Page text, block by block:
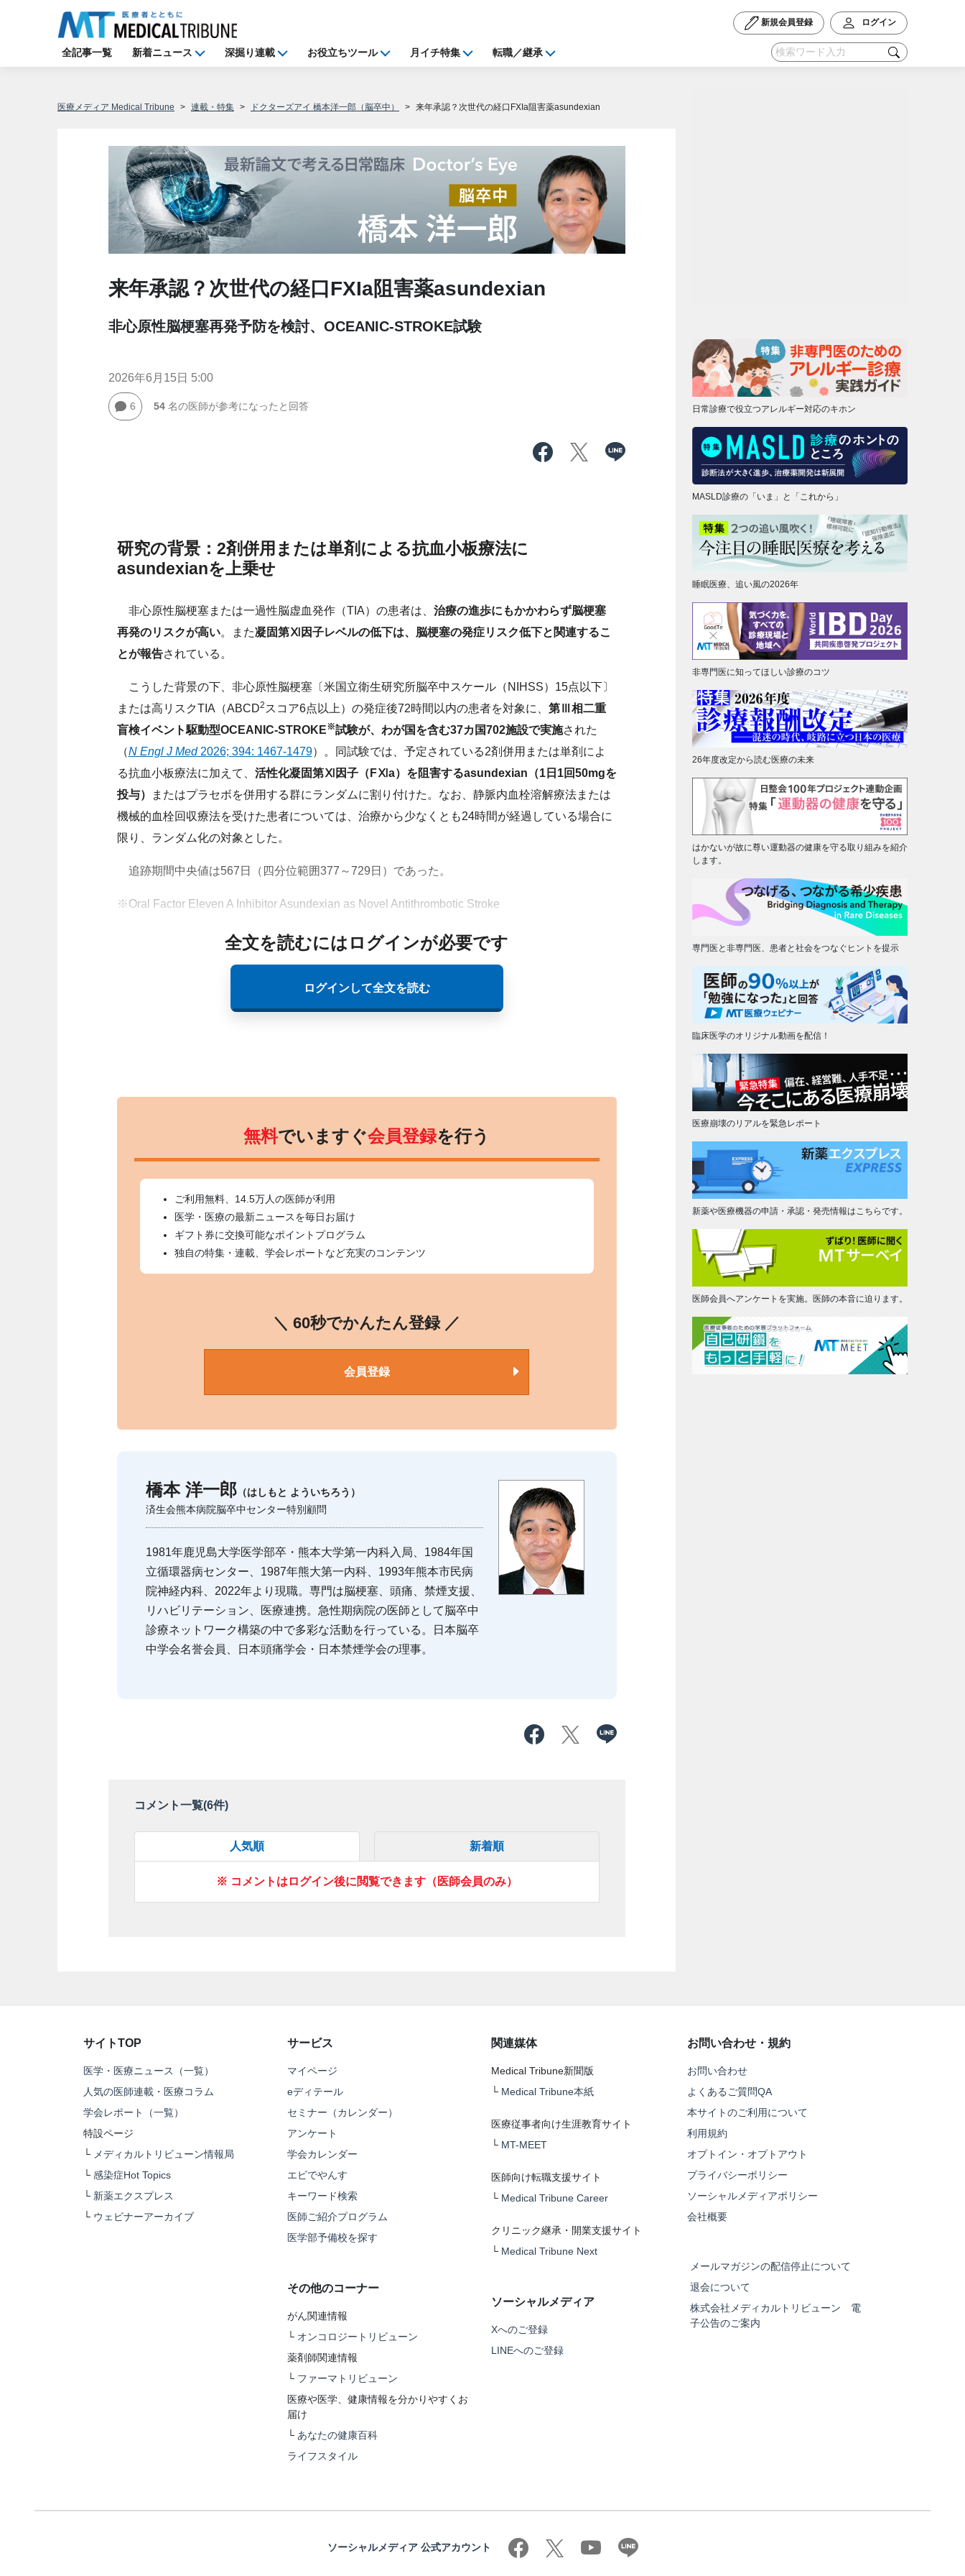
新規会員登録 ログイン
全記事一覧 新着ニュース 深掘り連載 お役立ちツール 月イチ特集 転職／継承
医療メディア Medical Tribune 連載・特集 ドクターズアイ 橋本洋一郎（脳卒中） 来年承認？次世代の経口FXIa阻害薬asundexian
来年承認？次世代の経口FXIa阻害薬asundexian
非心原性脳梗塞再発予防を検討、OCEANIC-STROKE試験
2026年6月15日 5:00
6 54名の医師が参考になったと回答
研究の背景：2剤併用または単剤による抗血小板療法に
asundexianを上乗せ
非心原性脳梗塞または一過性脳虚血発作（TIA）の患者は、 治療の進歩にもかかわらず脳梗塞
再発のリスクが高い。また凝固第Ⅺ因子レベルの低下は、脳梗塞の発症リスク低下と関連するこ
とが報告されている。
こうした背景の下、非心原性脳梗塞〔米国立衛生研究所脳卒中スケール（NIHSS）15点以下〕
または高リスクTIA（ABCD2 スコア6点以上）の発症後72時間以内の患者を対象に、 第Ⅲ相二重
盲検イベント駆動型OCEANIC-STROKE※試験が、わが国を含む37カ国702施設で実施された
（N Engl J Med 2026; 394: 1467-1479）。同試験では、予定されている2剤併用または単剤によ
る抗血小板療法に加えて、 活性化凝固第Ⅺ因子（FⅪa）を阻害するasundexian（1日1回50mgを
投与）
またはプラセボを併用する群にランダムに割り付けた。なお、静脈内血栓溶解療法または
機械的血栓回収療法を受けた患者については、治療から少なくとも24時間が経過している場合に
限り、ランダム化の対象とした。
追跡期間中央値は567日（四分位範囲377～729日）であった。
※Oral Factor Eleven A Inhibitor Asundexian as Novel Antithrombotic Stroke
全文を読むにはログインが必要です
ログインして全文を読む
無料でいますぐ会員登録を行う
ご利用無料、14.5万人の医師が利用
医学・医療の最新ニュースを毎日お届け
ギフト券に交換可能なポイントプログラム
独自の特集・連載、学会レポートなど充実のコンテンツ
＼ 60秒でかんたん登録 ／
会員登録
橋本 洋一郎（はしもと よういちろう）
済生会熊本病院脳卒中センター特別顧問
1981年鹿児島大学医学部卒・熊本大学第一内科入局、1984年国
立循環器病センター、1987年熊大第一内科、1993年熊本市民病
院神経内科、2022年より現職。専門は脳梗塞、頭痛、禁煙支援、
リハビリテーション、医療連携。急性期病院の医師として脳卒中
診療ネットワーク構築の中で多彩な活動を行っている。日本脳卒
中学会名誉会員、日本頭痛学会・日本禁煙学会の理事。
コメント一覧(6件)
人気順 新着順
※ コメントはログイン後に閲覧できます（医師会員のみ）
日常診療で役立つアレルギー対応のキホン
MASLD診療の「いま」と「これから」
睡眠医療、追い風の2026年
非専門医に知ってほしい診療のコツ
26年度改定から読む医療の未来
はかないが故に尊い運動器の健康を守る取り組みを紹介
します。
専門医と非専門医、患者と社会をつなぐヒントを提示
臨床医学のオリジナル動画を配信！
医療崩壊のリアルを緊急レポート
新薬や医療機器の申請・承認・発売情報はこちらです。
医師会員へアンケートを実施。医師の本音に迫ります。
サイトTOP
医学・医療ニュース（一覧）
人気の医師連載・医療コラム
学会レポート（一覧）
特設ページ
└ メディカルトリビューン情報局
└ 感染症Hot Topics
└ 新薬エクスプレス
└ ウェビナーアーカイブ
サービス
マイページ
eディテール
セミナー（カレンダー）
アンケート
学会カレンダー
エビでやんす
キーワード検索
医師ご紹介プログラム
医学部予備校を探す
その他のコーナー
がん関連情報
└ オンコロジートリビューン
薬剤師関連情報
└ ファーマトリビューン
医療や医学、健康情報を分かりやすくお
届け
└ あなたの健康百科
ライフスタイル
関連媒体
Medical Tribune新聞版
└ Medical Tribune本紙
医療従事者向け生涯教育サイト
└ MT-MEET
医師向け転職支援サイト
└ Medical Tribune Career
クリニック継承・開業支援サイト
└ Medical Tribune Next
ソーシャルメディア
Xへのご登録
LINEへのご登録
お問い合わせ・規約
お問い合わせ
よくあるご質問QA
本サイトのご利用について
利用規約
オプトイン・オプトアウト
プライバシーポリシー
ソーシャルメディアポリシー
会社概要
メールマガジンの配信停止について
退会について
株式会社メディカルトリビューン 電
子公告のご案内
ソーシャルメディア 公式アカウント